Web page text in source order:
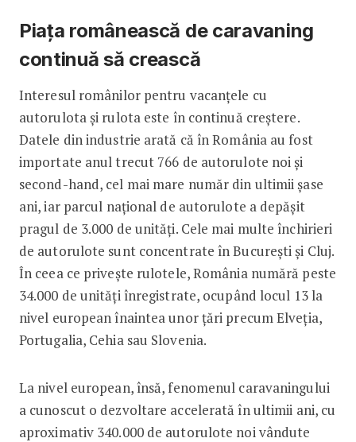
Piața românească de caravaning
continuă să crească
Interesul românilor pentru vacanțele cu
autorulota și rulota este în continuă creștere.
Datele din industrie arată că în România au fost
importate anul trecut 766 de autorulote noi și
second-hand, cel mai mare număr din ultimii șase
ani, iar parcul național de autorulote a depășit
pragul de 3.000 de unități. Cele mai multe închirieri
de autorulote sunt concentrate în București și Cluj.
În ceea ce privește rulotele, România numără peste
34.000 de unități înregistrate, ocupând locul 13 la
nivel european înaintea unor țări precum Elveția,
Portugalia, Cehia sau Slovenia.
La nivel european, însă, fenomenul caravaningului
a cunoscut o dezvoltare accelerată în ultimii ani, cu
aproximativ 340.000 de autorulote noi vândute